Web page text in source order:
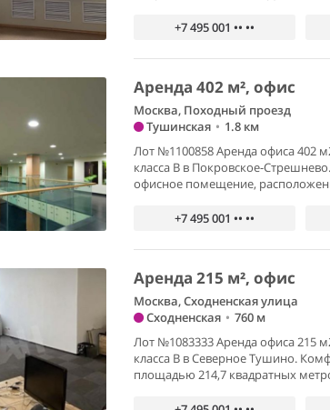
+7 495 001 •• ••
Аренда 402 м², офис
Москва, Походный проезд
Тушинская • 1.8 км
Лот №1100858 Аренда офиса 402
класса В в Покровское-
офисное помещение,
+7 495 001 •• ••
Аренда 215 м², офис
Москва, Сходненская улица
Сходненская • 760 м
Лот №1083333 Аренда офиса 215
класса В в Северное Тушино.
площадью 214,7 квадратных